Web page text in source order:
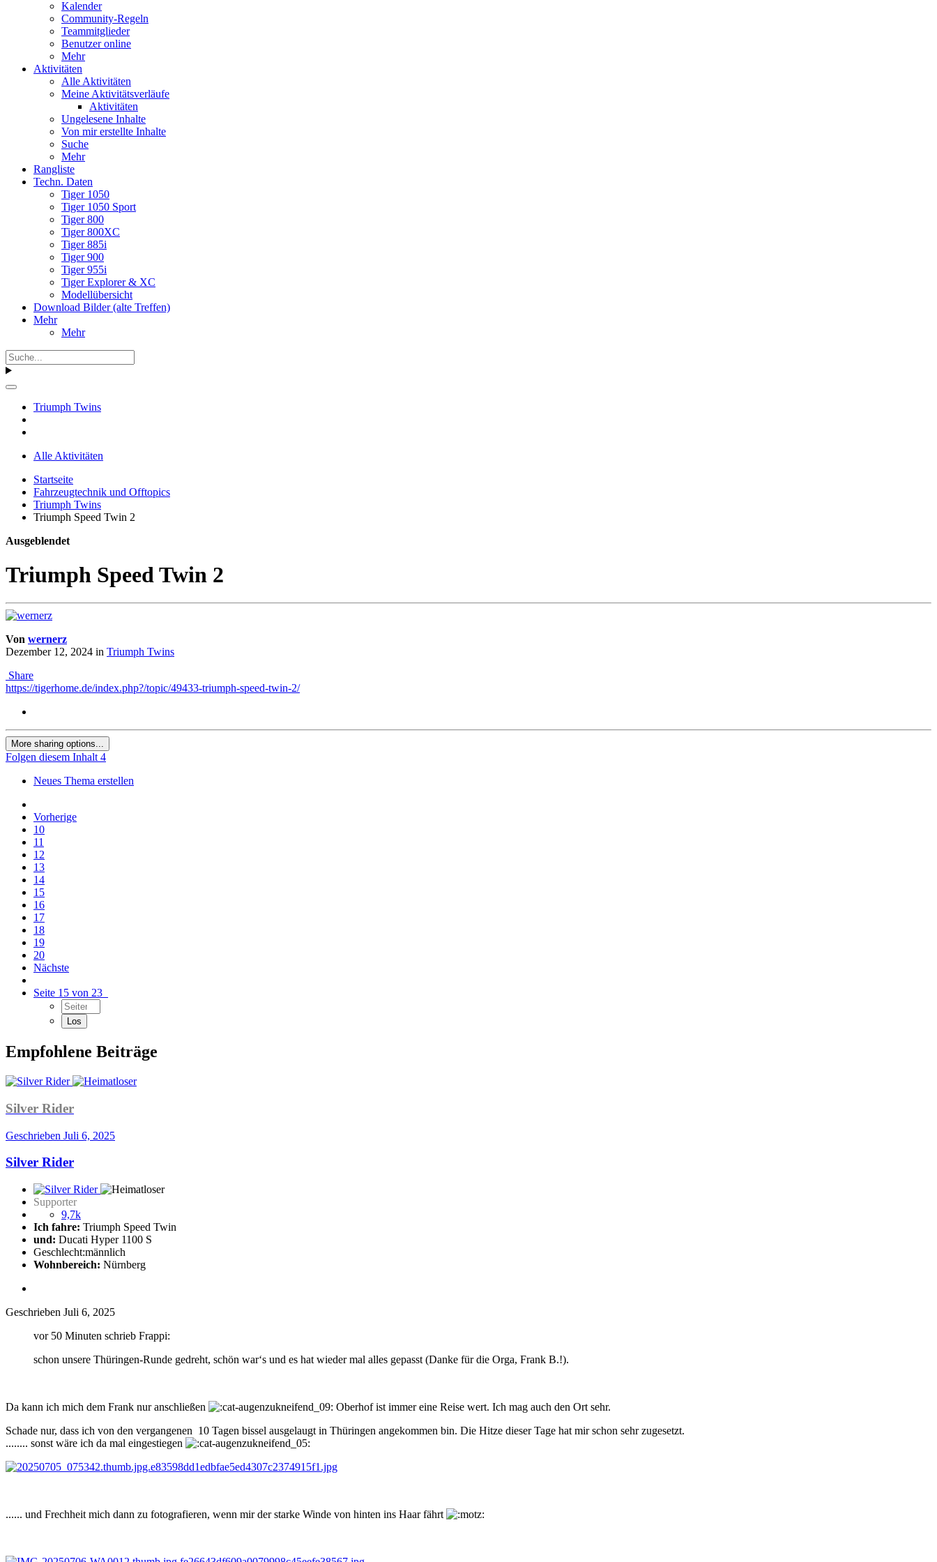
Kalender
Community-Regeln
Teammitglieder
Benutzer online
Mehr
Aktivitäten
Alle Aktivitäten
Meine Aktivitätsverläufe
Aktivitäten
Ungelesene Inhalte
Von mir erstellte Inhalte
Suche
Mehr
Rangliste
Techn. Daten
Tiger 1050
Tiger 1050 Sport
Tiger 800
Tiger 800XC
Tiger 885i
Tiger 900
Tiger 955i
Tiger Explorer & XC
Modellübersicht
Download Bilder (alte Treffen)
Mehr
Mehr
Triumph Twins
Alle Aktivitäten
Startseite
Fahrzeugtechnik und Offtopics
Triumph Twins
Triumph Speed Twin 2
Ausgeblendet
Triumph Speed Twin 2
Von wernerz
Dezember 12, 2024 in Triumph Twins
Share
https://tigerhome.de/index.php?/topic/49433-triumph-speed-twin-2/
More sharing options...
Folgen diesem Inhalt 4
Neues Thema erstellen
Vorherige
10
11
12
13
14
15
16
17
18
19
20
Nächste
Seite 15 von 23
Empfohlene Beiträge
Silver Rider
Geschrieben Juli 6, 2025
Silver Rider
Supporter
9,7k
Ich fahre: Triumph Speed Twin
und: Ducati Hyper 1100 S
Geschlecht:männlich
Wohnbereich: Nürnberg
Geschrieben Juli 6, 2025
vor 50 Minuten schrieb Frappi:
schon unsere Thüringen-Runde gedreht, schön war‘s und es hat wieder mal alles gepasst (Danke für die Orga, Frank B.!).
Da kann ich mich dem Frank nur anschließen
Oberhof ist immer eine Reise wert. Ich mag auch den Ort sehr.
Schade nur, dass ich von den vergangenen 10 Tagen bissel ausgelaugt in Thüringen angekommen bin. Die Hitze dieser Tage hat mir schon sehr zugesetzt.
........ sonst wäre ich da mal eingestiegen
...... und Frechheit mich dann zu fotografieren, wenn mir der starke Winde von hinten ins Haar fährt